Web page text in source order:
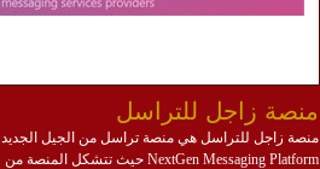
منصة زاجل للتراسل
منصة زاجل للتراسل هي منصة تراسل من الجيل الجديد
NextGen Messaging Platform حيث تتشكل المنصة من